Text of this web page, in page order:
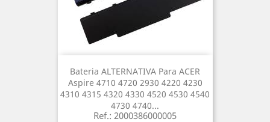
Bateria ALTERNATIVA Para ACER
Aspire 4710 4720 2930 4220 4230
4310 4315 4320 4330 4520 4530 4540
4730 4740...
Ref.: 2000386000005